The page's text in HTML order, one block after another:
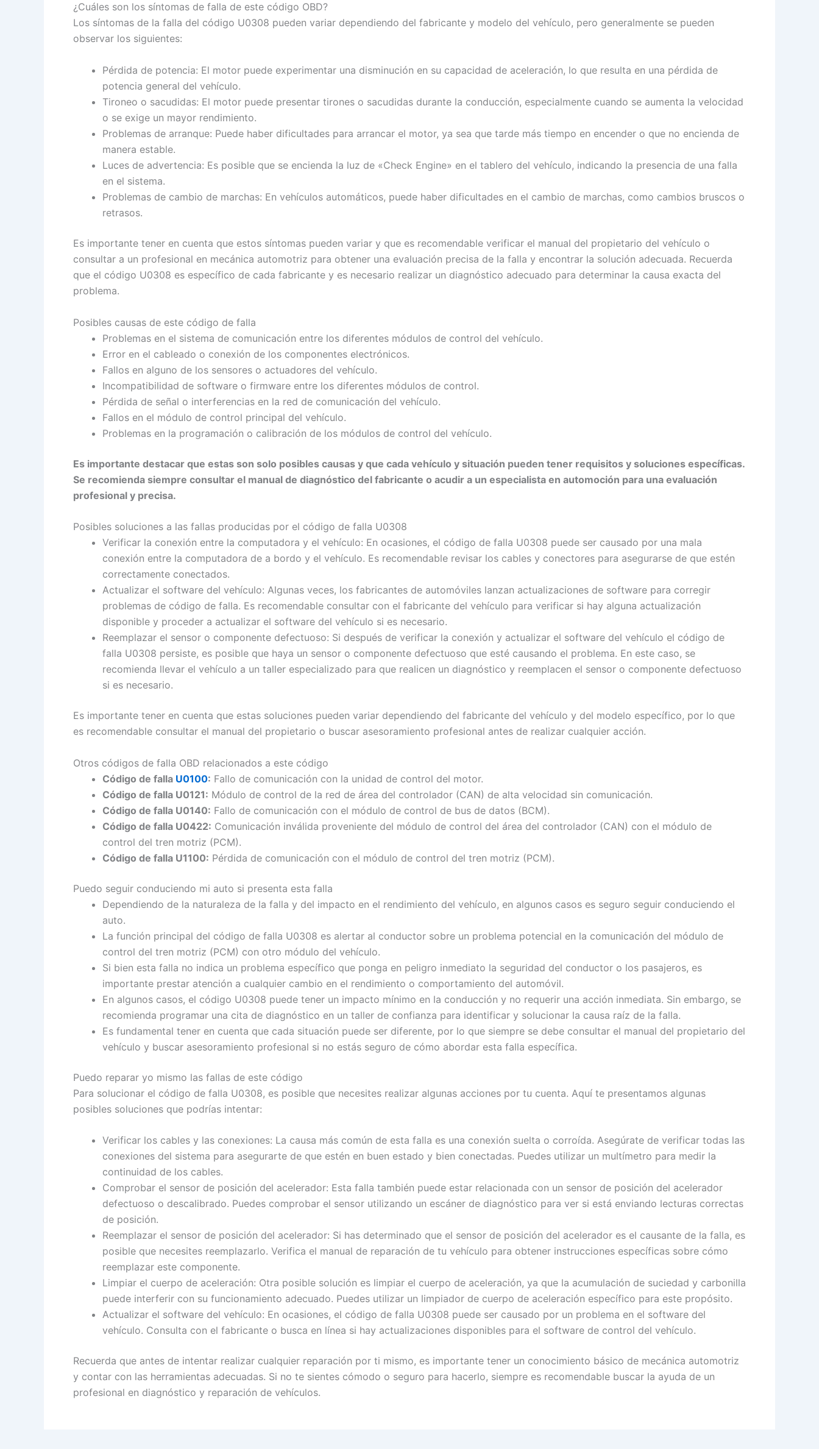
¿Cuáles son los síntomas de falla de este código OBD?
Los síntomas de la falla del código U0308 pueden variar dependiendo del fabricante y modelo del vehículo, pero generalmente se pueden
observar los siguientes:
Pérdida de potencia: El motor puede experimentar una disminución en su capacidad de aceleración, lo que resulta en una pérdida de
potencia general del vehículo.
Tironeo o sacudidas: El motor puede presentar tirones o sacudidas durante la conducción, especialmente cuando se aumenta la velocidad
o se exige un mayor rendimiento.
Problemas de arranque: Puede haber dificultades para arrancar el motor, ya sea que tarde más tiempo en encender o que no encienda de
manera estable.
Luces de advertencia: Es posible que se encienda la luz de «Check Engine» en el tablero del vehículo, indicando la presencia de una falla
en el sistema.
Problemas de cambio de marchas: En vehículos automáticos, puede haber dificultades en el cambio de marchas, como cambios bruscos o
retrasos.
Es importante tener en cuenta que estos síntomas pueden variar y que es recomendable verificar el manual del propietario del vehículo o
consultar a un profesional en mecánica automotriz para obtener una evaluación precisa de la falla y encontrar la solución adecuada. Recuerda
que el código U0308 es específico de cada fabricante y es necesario realizar un diagnóstico adecuado para determinar la causa exacta del
problema.
Posibles causas de este código de falla
Problemas en el sistema de comunicación entre los diferentes módulos de control del vehículo.
Error en el cableado o conexión de los componentes electrónicos.
Fallos en alguno de los sensores o actuadores del vehículo.
Incompatibilidad de software o firmware entre los diferentes módulos de control.
Pérdida de señal o interferencias en la red de comunicación del vehículo.
Fallos en el módulo de control principal del vehículo.
Problemas en la programación o calibración de los módulos de control del vehículo.
Es importante destacar que estas son solo posibles causas y que cada vehículo y situación pueden tener requisitos y soluciones específicas.
Se recomienda siempre consultar el manual de diagnóstico del fabricante o acudir a un especialista en automoción para una evaluación
profesional y precisa.
Posibles soluciones a las fallas producidas por el código de falla U0308
Verificar la conexión entre la computadora y el vehículo: En ocasiones, el código de falla U0308 puede ser causado por una mala
conexión entre la computadora de a bordo y el vehículo. Es recomendable revisar los cables y conectores para asegurarse de que estén
correctamente conectados.
Actualizar el software del vehículo: Algunas veces, los fabricantes de automóviles lanzan actualizaciones de software para corregir
problemas de código de falla. Es recomendable consultar con el fabricante del vehículo para verificar si hay alguna actualización
disponible y proceder a actualizar el software del vehículo si es necesario.
Reemplazar el sensor o componente defectuoso: Si después de verificar la conexión y actualizar el software del vehículo el código de
falla U0308 persiste, es posible que haya un sensor o componente defectuoso que esté causando el problema. En este caso, se
recomienda llevar el vehículo a un taller especializado para que realicen un diagnóstico y reemplacen el sensor o componente defectuoso
si es necesario.
Es importante tener en cuenta que estas soluciones pueden variar dependiendo del fabricante del vehículo y del modelo específico, por lo que
es recomendable consultar el manual del propietario o buscar asesoramiento profesional antes de realizar cualquier acción.
Otros códigos de falla OBD relacionados a este código
Código de falla U0100: Fallo de comunicación con la unidad de control del motor.
Código de falla U0121: Módulo de control de la red de área del controlador (CAN) de alta velocidad sin comunicación.
Código de falla U0140: Fallo de comunicación con el módulo de control de bus de datos (BCM).
Código de falla U0422: Comunicación inválida proveniente del módulo de control del área del controlador (CAN) con el módulo de
control del tren motriz (PCM).
Código de falla U1100: Pérdida de comunicación con el módulo de control del tren motriz (PCM).
Puedo seguir conduciendo mi auto si presenta esta falla
Dependiendo de la naturaleza de la falla y del impacto en el rendimiento del vehículo, en algunos casos es seguro seguir conduciendo el
auto.
La función principal del código de falla U0308 es alertar al conductor sobre un problema potencial en la comunicación del módulo de
control del tren motriz (PCM) con otro módulo del vehículo.
Si bien esta falla no indica un problema específico que ponga en peligro inmediato la seguridad del conductor o los pasajeros, es
importante prestar atención a cualquier cambio en el rendimiento o comportamiento del automóvil.
En algunos casos, el código U0308 puede tener un impacto mínimo en la conducción y no requerir una acción inmediata. Sin embargo, se
recomienda programar una cita de diagnóstico en un taller de confianza para identificar y solucionar la causa raíz de la falla.
Es fundamental tener en cuenta que cada situación puede ser diferente, por lo que siempre se debe consultar el manual del propietario del
vehículo y buscar asesoramiento profesional si no estás seguro de cómo abordar esta falla específica.
Puedo reparar yo mismo las fallas de este código
Para solucionar el código de falla U0308, es posible que necesites realizar algunas acciones por tu cuenta. Aquí te presentamos algunas
posibles soluciones que podrías intentar:
Verificar los cables y las conexiones: La causa más común de esta falla es una conexión suelta o corroída. Asegúrate de verificar todas las
conexiones del sistema para asegurarte de que estén en buen estado y bien conectadas. Puedes utilizar un multímetro para medir la
continuidad de los cables.
Comprobar el sensor de posición del acelerador: Esta falla también puede estar relacionada con un sensor de posición del acelerador
defectuoso o descalibrado. Puedes comprobar el sensor utilizando un escáner de diagnóstico para ver si está enviando lecturas correctas
de posición.
Reemplazar el sensor de posición del acelerador: Si has determinado que el sensor de posición del acelerador es el causante de la falla, es
posible que necesites reemplazarlo. Verifica el manual de reparación de tu vehículo para obtener instrucciones específicas sobre cómo
reemplazar este componente.
Limpiar el cuerpo de aceleración: Otra posible solución es limpiar el cuerpo de aceleración, ya que la acumulación de suciedad y carbonilla
puede interferir con su funcionamiento adecuado. Puedes utilizar un limpiador de cuerpo de aceleración específico para este propósito.
Actualizar el software del vehículo: En ocasiones, el código de falla U0308 puede ser causado por un problema en el software del
vehículo. Consulta con el fabricante o busca en línea si hay actualizaciones disponibles para el software de control del vehículo.
Recuerda que antes de intentar realizar cualquier reparación por ti mismo, es importante tener un conocimiento básico de mecánica automotriz
y contar con las herramientas adecuadas. Si no te sientes cómodo o seguro para hacerlo, siempre es recomendable buscar la ayuda de un
profesional en diagnóstico y reparación de vehículos.